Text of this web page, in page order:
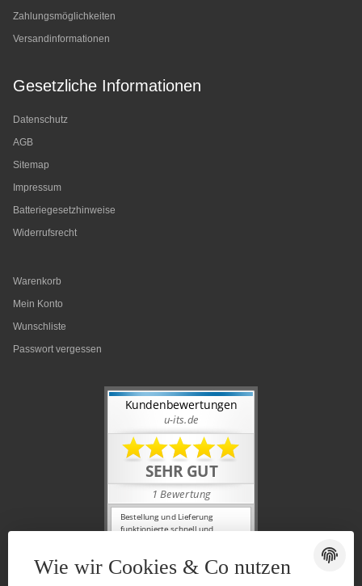
Zahlungsmöglichkeiten
Versandinformationen
Gesetzliche Informationen
Datenschutz
AGB
Sitemap
Impressum
Batteriegesetzhinweise
Widerrufsrecht
Warenkorb
Mein Konto
Wunschliste
Passwort vergessen
Wie wir Cookies & Co nutzen